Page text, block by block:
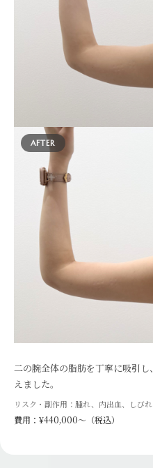
AFTER
二の腕全体の脂肪を丁寧に吸引
えました。
リスク・副作用：腫れ、内出血、しび
費用：¥440,000〜（税込）